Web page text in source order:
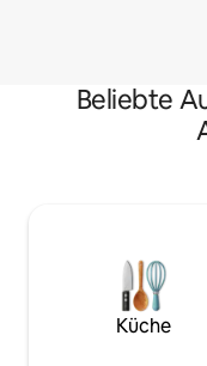
Beliebte
Küche